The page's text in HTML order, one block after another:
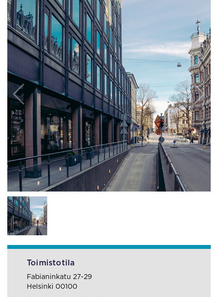
Toimistotila
Fabianinkatu 27-29
Helsinki 00100